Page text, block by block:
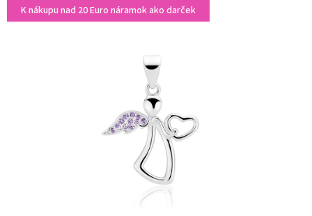
K nákupu nad 20 Euro náramok ako darček